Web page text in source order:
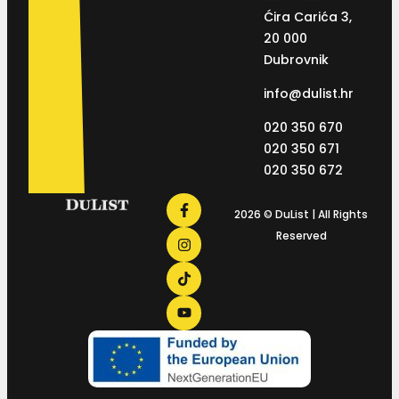
Ćira Carića 3,
20 000
Dubrovnik
info@dulist.hr
020 350 670
020 350 671
020 350 672
2026 © DuList | All Rights
Reserved